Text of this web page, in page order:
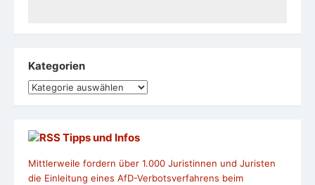
Kategorien
Kategorien
Tipps und Infos
Mittlerweile fordern über 1.000 Juristinnen und Juristen
die Einleitung eines AfD-Verbotsverfahrens beim